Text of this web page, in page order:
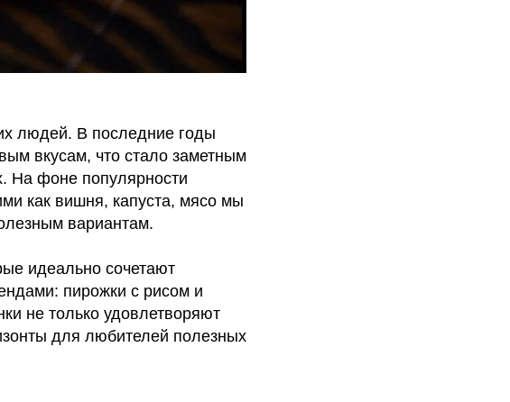
людей. В последние годы
вкусам, что стало заметным
На фоне популярности
как вишня, капуста, мясо мы
вариантам.
идеально сочетают
пирожки с рисом и
не только удовлетворяют
для любителей полезных